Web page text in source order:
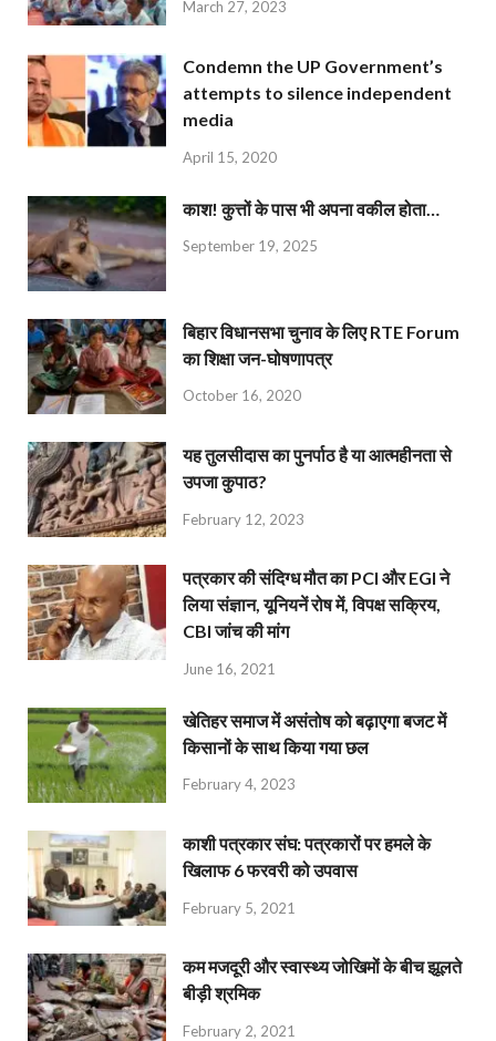
March 27, 2023
Condemn the UP Government’s
attempts to silence independent
media
April 15, 2020
काश! कुत्तों के पास भी अपना वकील होता…
September 19, 2025
बिहार विधानसभा चुनाव के लिए RTE Forum
का शिक्षा जन-घोषणापत्र
October 16, 2020
यह तुलसीदास का पुनर्पाठ है या आत्महीनता से
उपजा कुपाठ?
February 12, 2023
पत्रकार की संदिग्ध मौत का PCI और EGI ने
लिया संज्ञान, यूनियनें रोष में, विपक्ष सक्रिय,
CBI जांच की मांग
June 16, 2021
खेतिहर समाज में असंतोष को बढ़ाएगा बजट में
किसानों के साथ किया गया छल
February 4, 2023
काशी पत्रकार संघ: पत्रकारों पर हमले के
खिलाफ 6 फरवरी को उपवास
February 5, 2021
कम मजदूरी और स्वास्थ्य जोखिमों के बीच झूलते
बीड़ी श्रमिक
February 2, 2021